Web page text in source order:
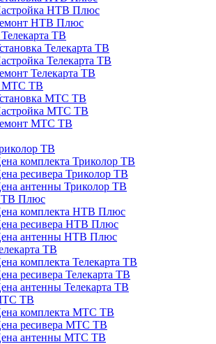
НТВ Плюс
НТВ Плюс
ТВ
Телекарта ТВ
Телекарта ТВ
Телекарта ТВ
МТС ТВ
МТС ТВ
МТС ТВ
МТС ТВ
ТВ
комплекта Триколор ТВ
ресивера Триколор ТВ
антенны Триколор ТВ
Плюс
комплекта НТВ Плюс
ресивера НТВ Плюс
антенны НТВ Плюс
ТВ
комплекта Телекарта ТВ
ресивера Телекарта ТВ
антенны Телекарта ТВ
ТВ
комплекта МТС ТВ
ресивера МТС ТВ
антенны МТС ТВ